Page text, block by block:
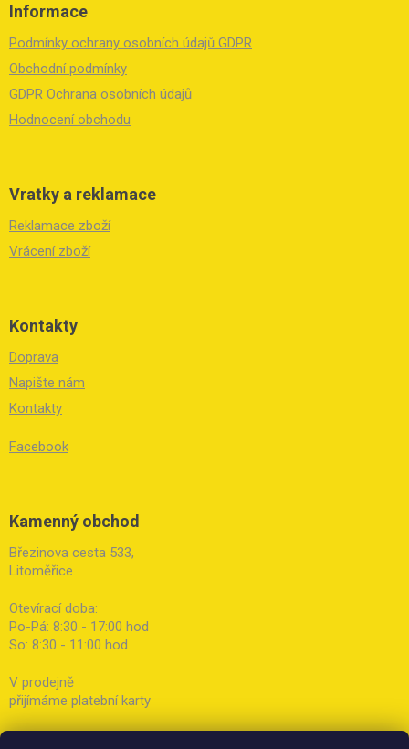
Informace
Podmínky ochrany osobních údajů GDPR
Obchodní podmínky
GDPR Ochrana osobních údajů
Hodnocení obchodu
Vratky a reklamace
Reklamace zboží
Vrácení zboží
Kontakty
Doprava
Napište nám
Kontakty
Facebook
Kamenný obchod
Březinova cesta 533,
Litoměřice
Otevírací doba:
Po-Pá: 8:30 - 17:00 hod
So: 8:30 - 11:00 hod
V prodejně
přijímáme platební karty